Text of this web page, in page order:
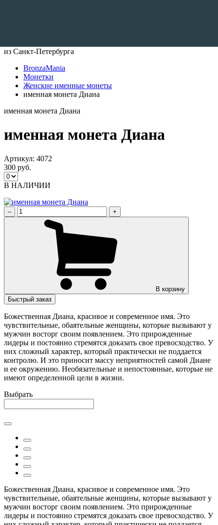
из Санкт-Петербурга
BronzaMania
Монетки
Женские именные монеты
именная монета Диана
именная монета Диана
именная монета Диана
Артикул: 4072
300 руб.
В НАЛИЧИИ
– +
В корзину
Быстрый заказ
Божественная Диана, красивое и современное имя. Это
чувствительные, обаятельные женщины, которые вызывают у
мужчин восторг своим появлением. Это прирожденные
лидеры и постоянно стремятся доказать свое превосходство. У
них сложный характер, который практически не поддается
контролю. И это приносит массу неприятностей самой Диане
и ее окружению. Необязательные и непостоянные, которые не
имеют определенной цели в жизни.
Выбрать
Божественная Диана, красивое и современное имя. Это
чувствительные, обаятельные женщины, которые вызывают у
мужчин восторг своим появлением. Это прирожденные
лидеры и постоянно стремятся доказать свое превосходство. У